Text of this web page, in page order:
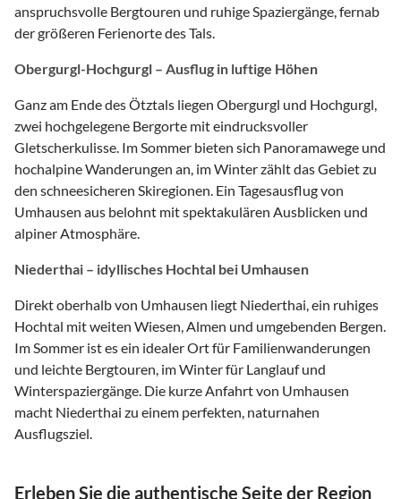
anspruchsvolle Bergtouren und ruhige Spaziergänge, fernab
der größeren Ferienorte des Tals.
Obergurgl-Hochgurgl – Ausflug in luftige Höhen
Ganz am Ende des Ötztals liegen Obergurgl und Hochgurgl,
zwei hochgelegene Bergorte mit eindrucksvoller
Gletscherkulisse. Im Sommer bieten sich Panoramawege und
hochalpine Wanderungen an, im Winter zählt das Gebiet zu
den schneesicheren Skiregionen. Ein Tagesausflug von
Umhausen aus belohnt mit spektakulären Ausblicken und
alpiner Atmosphäre.
Niederthai – idyllisches Hochtal bei Umhausen
Direkt oberhalb von Umhausen liegt Niederthai, ein ruhiges
Hochtal mit weiten Wiesen, Almen und umgebenden Bergen.
Im Sommer ist es ein idealer Ort für Familienwanderungen
und leichte Bergtouren, im Winter für Langlauf und
Winterspaziergänge. Die kurze Anfahrt von Umhausen
macht Niederthai zu einem perfekten, naturnahen
Ausflugsziel.
Erleben Sie die authentische Seite der Region